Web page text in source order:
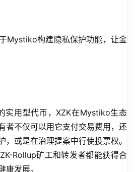
Mystiko构建隐私保护功能，让金
实用型代币，XZK在Mystiko生态
者不仅可以用它支付交易费用，还
，或是在治理提案中行使投票权。
Rollup矿工和转发者都能获得合
康发展。